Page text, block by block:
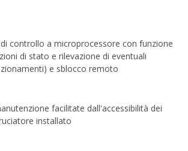
controllo a microprocessore con funzione
di stato e rilevazione di eventuali
e sblocco remoto
facilitate dall'accessibilità dei
installato